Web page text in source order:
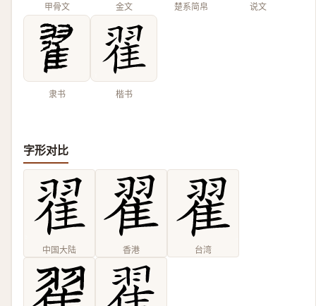
甲骨文 金文 楚系简帛 说文
隶书 楷书
字形对比
中国大陆 香港 台湾